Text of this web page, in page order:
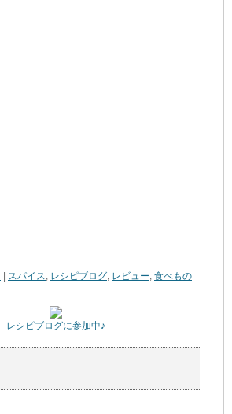
スパイス, レシピブログ, レビュー, 食べもの
レシピブログに参加中♪